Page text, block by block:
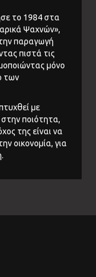
το 1984 στα
Ψαχνών»,
παραγωγή
πιστά τις
μόνο
των
με
ποιότητα,
της είναι να
οικονομία, για